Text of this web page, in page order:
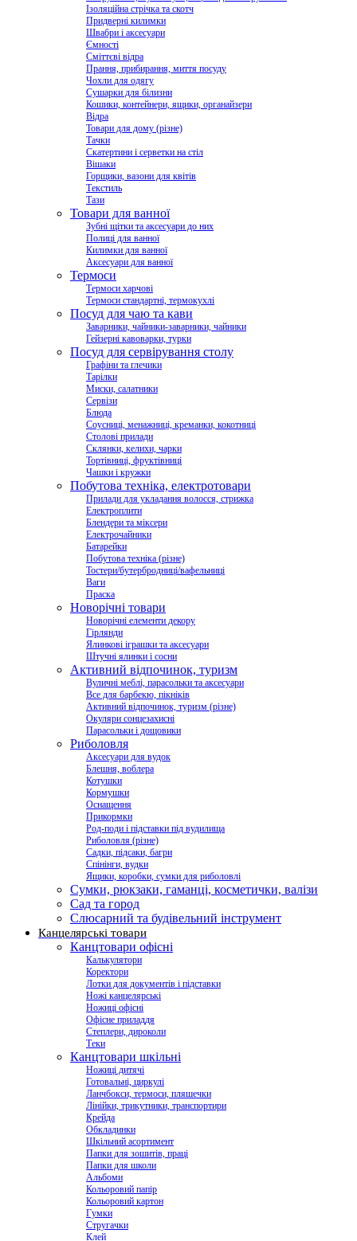
Ізоляційна стрічка та скотч
Придверні килимки
Швабри і аксесуари
Ємності
Сміттєві відра
Прання, прибирання, миття посуду
Чохли для одягу
Сушарки для білизни
Кошики, контейнери, ящики, органайзери
Відра
Товари для дому (різне)
Тачки
Скатертини і серветки на стіл
Вішаки
Горщики, вазони для квітів
Текстиль
Тази
Товари для ванної
Зубні щітки та аксесуари до них
Полиці для ванної
Килимки для ванної
Аксесуари для ванної
Термоси
Термоси харчові
Термоси стандартні, термокухлі
Посуд для чаю та кави
Заварники, чайники-заварники, чайники
Гейзерні кавоварки, турки
Посуд для сервірування столу
Графіни та глечики
Тарілки
Миски, салатники
Сервізи
Блюда
Соусниці, менажниці, креманки, кокотниці
Столові прилади
Склянки, келихи, чарки
Тортівниці, фруктівниці
Чашки і кружки
Побутова техніка, електротовари
Прилади для укладання волосся, стрижка
Електроплити
Блендери та міксери
Електрочайники
Батарейки
Побутова техніка (різне)
Тостери/бутербродниці/вафельниці
Ваги
Праска
Новорічні товари
Новорічні елементи декору
Гірлянди
Ялинкові іграшки та аксесуари
Штучні ялинки і сосни
Активний відпочинок, туризм
Вуличні меблі, парасольки та аксесуари
Все для барбекю, пікніків
Активний відпочинок, туризм (різне)
Окуляри сонцезахисні
Парасольки і дощовики
Риболовля
Аксесуари для вудок
Блешня, воблера
Котушки
Кормушки
Оснащення
Прикормки
Род-поди і підставки під вудилища
Риболовля (різне)
Садки, підсаки, багри
Спінінги, вудки
Ящики, коробки, сумки для риболовлі
Сумки, рюкзаки, гаманці, косметички, валізи
Сад та город
Слюсарний та будівельний інструмент
Канцелярські товари
Канцтовари офісні
Калькулятори
Коректори
Лотки для документів і підставки
Ножі канцелярські
Ножиці офісні
Офісне приладдя
Степлери, дироколи
Теки
Канцтовари шкільні
Ножиці дитячі
Готовальні, циркулі
Ланчбокси, термоси, пляшечки
Лінійки, трикутники, транспортири
Крейда
Обкладинки
Шкільний асортимент
Папки для зошитів, праці
Папки для школи
Альбоми
Кольоровий папір
Кольоровий картон
Гумки
Стругачки
Клей